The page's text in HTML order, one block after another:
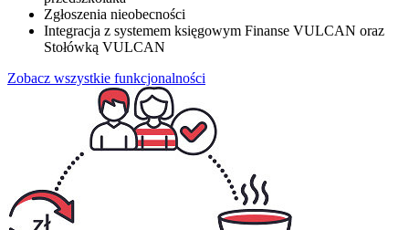
Zgłoszenia nieobecności
Integracja z systemem księgowym Finanse VULCAN oraz
Stołówką VULCAN
Zobacz wszystkie funkcjonalności